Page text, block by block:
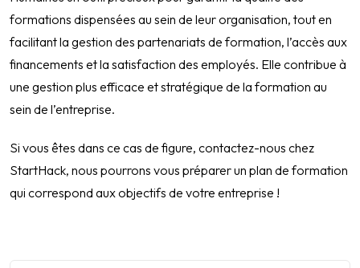
formations dispensées au sein de leur organisation, tout en
facilitant la gestion des partenariats de formation, l’accès aux
financements et la satisfaction des employés. Elle contribue à
une gestion plus efficace et stratégique de la formation au
sein de l’entreprise.
Si vous êtes dans ce cas de figure, contactez-nous chez
StartHack, nous pourrons vous préparer un plan de formation
qui correspond aux objectifs de votre entreprise !